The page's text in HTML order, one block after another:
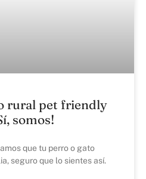
rural pet friendly
somos!
que tu perro o gato
seguro que lo sientes así.